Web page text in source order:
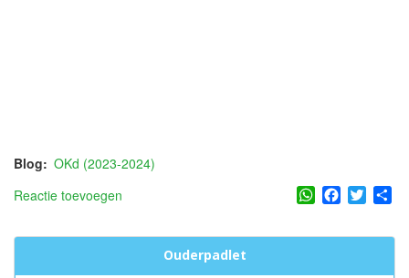
Blog
OKd (2023-2024)
Reactie toevoegen
WhatsApp
Facebook
Twitter
Ouderpadlet